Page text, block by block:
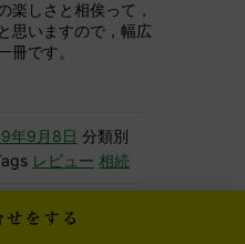
楽しさと相俟って，
思いますので，幅広
冊です。
年9月8日 分類別
レビュー 相続